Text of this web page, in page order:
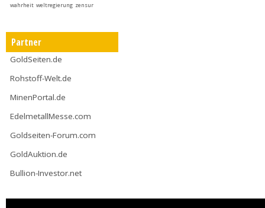
wahrheit weltregierung zensur
Partner
GoldSeiten.de
Rohstoff-Welt.de
MinenPortal.de
EdelmetallMesse.com
Goldseiten-Forum.com
GoldAuktion.de
Bullion-Investor.net